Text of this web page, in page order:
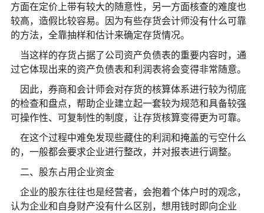
方面在定价上带有较大的随意性，另一方面核查的难度也
较高，造假比较容易。因为有些存货会计师没有什么可靠
的方法，全靠抽样和估计来确定存货情况。
当这样的存货占据了公司资产负债表的重要内容时，通
过它体现出来的资产负债表和利润表将会变得非常随意。
因此，券商和会计师会对存货的核算体系进行较为彻底
的检查和盘点，帮助企业建立起一套较为规范和具备较强
可操作性、可复制性的制度，让存货核算变得更为可靠。
在这个过程中难免发现些藏住的利润和掩盖的亏空什么
的，一般都会要求企业进行整改，并对报表进行调整。
二、股东占用企业资金
企业的股东往往也是经营者，会抱着个体户时的观念，
认为企业和自身财产没有什么区别，想用钱时即向企业